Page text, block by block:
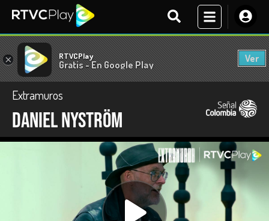
× RTVCPlay
Gratis - En Google Play
Ver
Extramuros
Daniel Nyström